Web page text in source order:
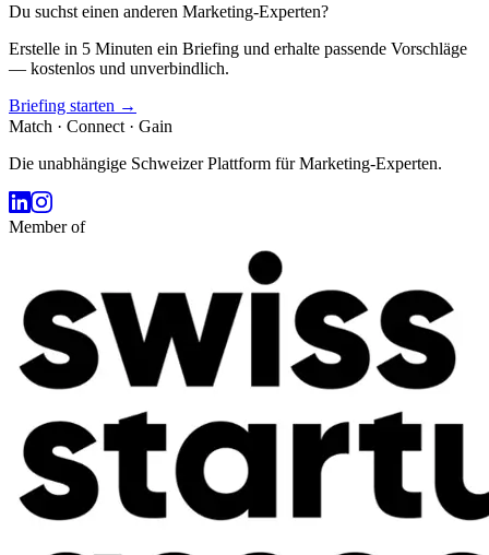
Du suchst einen anderen Marketing-Experten?
Erstelle in 5 Minuten ein Briefing und erhalte passende Vorschläge
— kostenlos und unverbindlich.
Briefing starten →
Match · Connect · Gain
Die unabhängige Schweizer Plattform für Marketing-Experten.
Member of